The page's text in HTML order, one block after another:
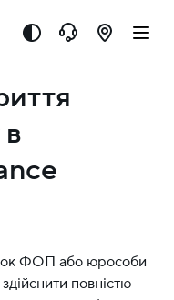
ФОП або юрособи
повністю